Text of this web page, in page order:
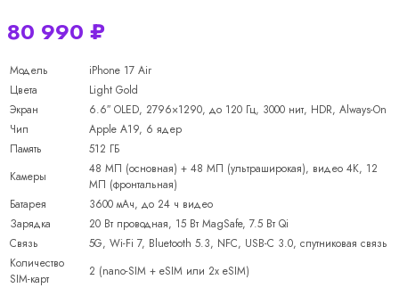
80 990 ₽
Модель
iPhone 17 Air
Цвета
Light Gold
Экран
6.6″ OLED, 2796×1290, до 120 Гц, 3000 нит, HDR, Always-On
Чип
Apple A19, 6 ядер
Память
512 ГБ
Камеры
48 МП (основная) + 48 МП (ультраширокая), видео 4K, 12
МП (фронтальная)
Батарея
3600 мАч, до 24 ч видео
Зарядка
20 Вт проводная, 15 Вт MagSafe, 7.5 Вт Qi
Связь
5G, Wi-Fi 7, Bluetooth 5.3, NFC, USB-C 3.0, спутниковая связь
Количество
SIM-карт
2 (nano-SIM + eSIM или 2x eSIM)